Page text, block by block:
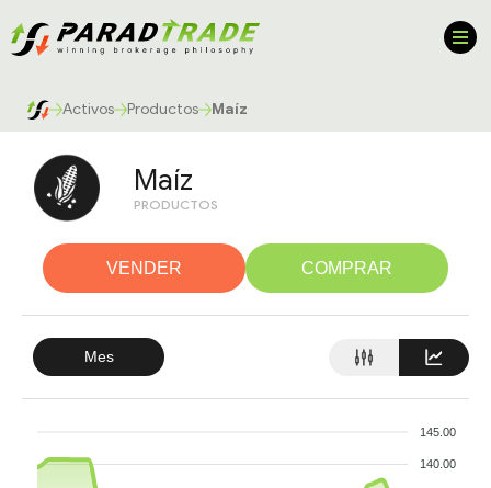
Activos Productos Maíz
Maíz
PRODUCTOS
VENDER COMPRAR
Mes
145.00
140.00